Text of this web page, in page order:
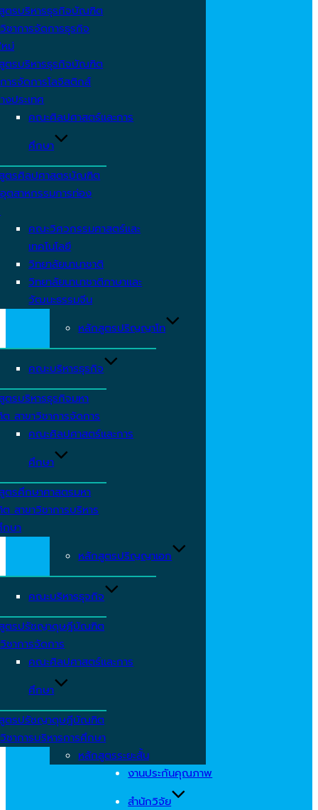
ตรบริหารธุรกิจบัณฑิต
ชาการจัดการธุรกิจ
ม่
ตรบริหารธุรกิจบัณฑิต
ารจัดการโลจิสติกส์
งประเทศ
คณะศิลปศาสตร์และการ
ศึกษา
ตรศิลปศาสตรบัณฑิต
ตสาหกรรมการท่อง
คณะวิศวกรรมศาสตร์และ
เทคโนโลยี
วิทยาลัยนานาชาติ
วิทยาลัยนานาชาติภาษาและ
วัฒนะธรรมจีน
หลักสูตรปริญญาโท
คณะบริหารธุรกิจ
ตรบริหารธุรกิจมหา
สาขาวิชาการจัดการ
คณะศิลปศาสตร์และการ
ศึกษา
ตรศึกษาศาสตรมหา
สาขาวิชาการบริหาร
กษา
หลักสูตรปริญญาเอก
คณะบริหารธุจกิจ
ตรปรัชญาดุษฎีบัณฑิต
ชาการจัดการ
คณะศิลปศาสตร์และการ
ศึกษา
ตรปรัชญาดุษฎีบัณฑิต
ชาการบริหารการศึกษา
หลักสูตรระยะสั้น
งานประกันคุณภาพ
สำนักวิจัย